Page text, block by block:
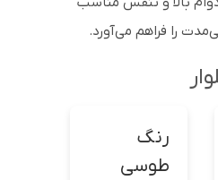
را فراهم می‌آورد.
رنگ
طوسی